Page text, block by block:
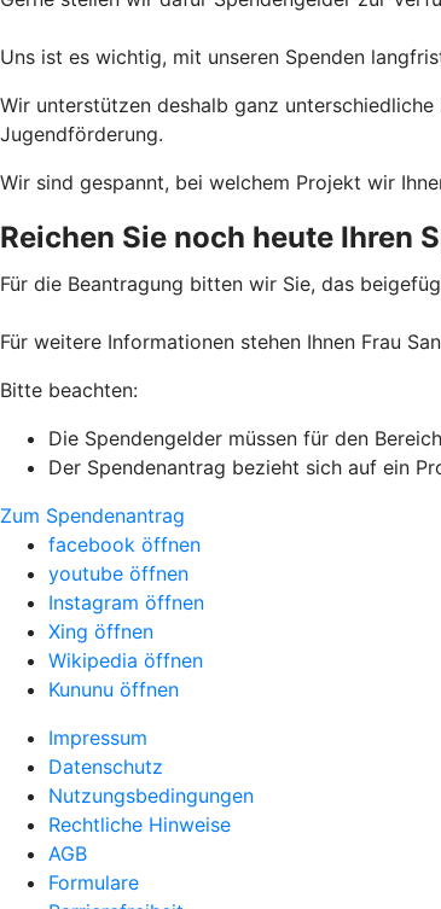
Uns ist es wichtig, mit unseren Spenden
Wir unterstützen deshalb ganz
Jugendförderung.
Wir sind gespannt, bei welchem Projekt wir
Reichen Sie noch heute Ihren
Für die Beantragung bitten wir Sie, das
Für weitere Informationen stehen Ihnen Frau
Bitte beachten:
Die Spendengelder müssen für den
Der Spendenantrag bezieht sich auf ein
Zum Spendenantrag
facebook öffnen
youtube öffnen
Instagram öffnen
Xing öffnen
Wikipedia öffnen
Kununu öffnen
Impressum
Datenschutz
Nutzungsbedingungen
Rechtliche Hinweise
AGB
Formulare